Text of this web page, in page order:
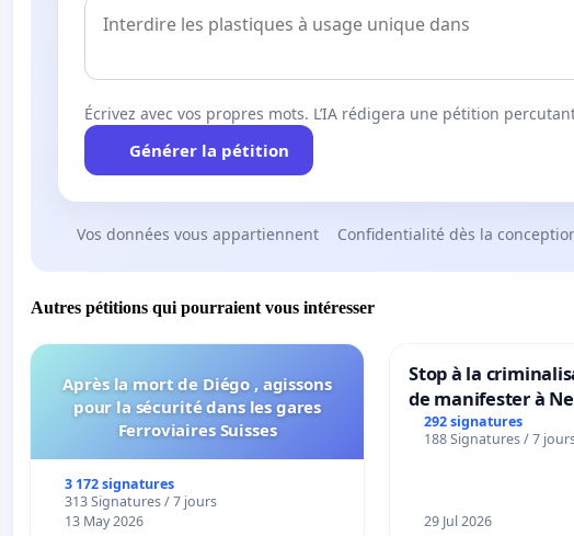
Écrivez avec vos propres mots. L’IA rédigera une pétition
Générer la pétition
Vos données vous appartiennent Confidentialité dès la
Autres pétitions qui pourraient vous intéresser
Après la mort de Diégo , agissons
pour la sécurité dans les gares
Ferroviaires Suisses
3 172 signatures
313 Signatures / 7 jours
13 May 2026
Stop à la
de manifester à
292 signatures
188 Signatures / 7
29 Jul 2026